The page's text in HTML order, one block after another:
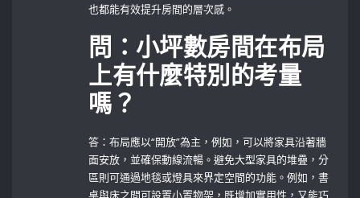
也都能有效提升房間的層次感。
問：小坪數房間在布局
上有什麼特別的考量
嗎？
答：布局應以“開放”為主，例如，可以將家具沿著牆
面安放，並確保動線流暢。避免大型家具的堆疊，分
區則可通過地毯或燈具來界定空間的功能。例如，書
桌與床之間可設置小置物架，既增加實用性，又能巧